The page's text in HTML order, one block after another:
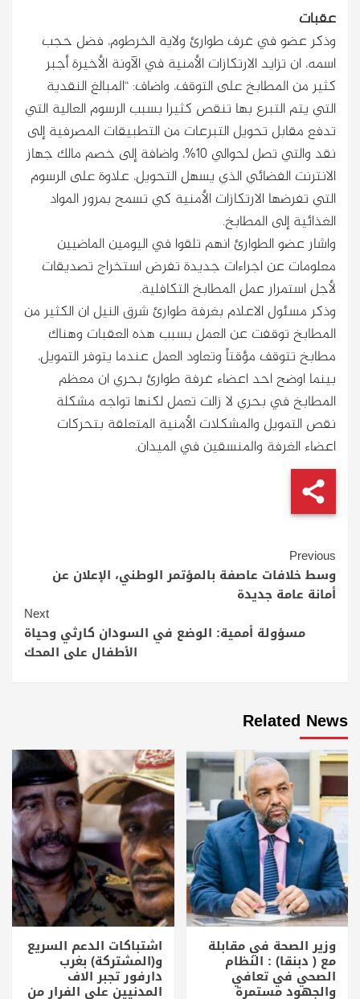
عقبات
وذكر عضو في غرف طوارئ ولاية الخرطوم، فضل حجب
اسمه، ان تزايد الارتكازات الأمنية في الآونة الأخيرة أجبر
كثير من المطابخ على التوقف، واضاف: “المبالغ النقدية
التي يتم التبرع بها تنقص كثيرا بسبب الرسوم العالية التي
تدفع مقابل تحويل التبرعات من التطبيقات المصرفية إلى
نقد والتي تصل لحوالي 10%، واضافة إلى خصم مالك جهاز
الانترنت الفضائي الذي يسهل التحويل، علاوة على الرسوم
التي تفرضها الارتكازات الأمنية كي تسمح بمرور المواد
الغذائية إلى المطابخ.
واشار عضو الطوارئ انهم تلقوا في اليومين الماضيين
معلومات عن اجراءات جديدة تفرض استخراج تصديقات
لأجل استمرار عمل المطابخ التكافلية.
وذكر مسئول الاعلام بغرفة طوارئ شرق النيل ان الكثير من
المطابخ توقفت عن العمل بسبب هذه العقبات وهناك
مطابخ تتوقف مؤقتاً وتعاود العمل عندما يتوفر التمويل،
بينما اوضح احد اعضاء غرفة طوارئ بحري ان معظم
المطابخ في بحري لا زالت تعمل لكنها تواجه مشكلة
نقص التمويل والمشكلات الأمنية المتعلقة بتحركات
اعضاء الغرفة والمنسقين في الميدان.
Continue
Reading
Previous
وسط خلافات عاصفة بالمؤتمر الوطني، الإعلان عن
أمانة عامة جديدة
Next
مسؤولة أممية: الوضع في السودان كارثي وحياة
الأطفال على المحك
Related News
وزير الصحة في مقابلة
مع ( دبنقا) : النظام
الصحي في تعافي
والجهود مستمرة
اشتباكات الدعم السريع
و(المشتركة) بغرب
دارفور تجبر الاف
المدنيين علي الفرار من